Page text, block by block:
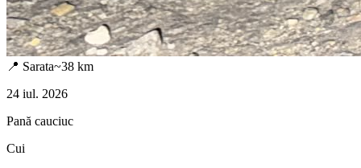
📍 Sarata~38 km
24 iul. 2026
Pană cauciuc
Cui